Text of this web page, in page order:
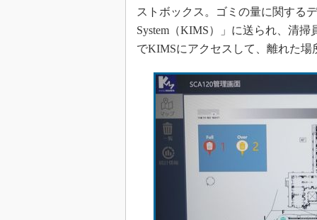
ストボックス。ゴミの量に関する
System（KIMS）」に送られ、清
でKIMSにアクセスして、離れた